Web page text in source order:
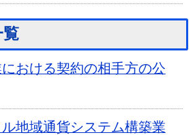
おける契約の相手方の公
地域通貨システム構築業